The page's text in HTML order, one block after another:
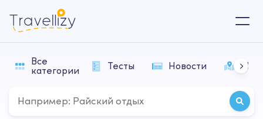
Все
категории
Тесты Новости